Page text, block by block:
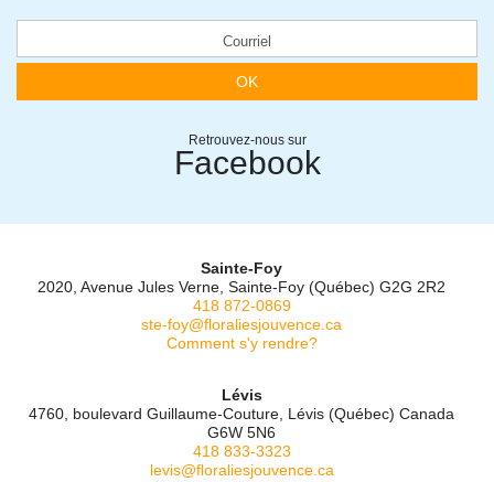
OK
Retrouvez-nous sur
Facebook
Sainte-Foy
2020, Avenue Jules Verne, Sainte-Foy (Québec) G2G 2R2
418 872-0869
ste-foy@floraliesjouvence.ca
Comment s'y rendre?
Lévis
4760, boulevard Guillaume-Couture, Lévis (Québec) Canada
G6W 5N6
418 833-3323
levis@floraliesjouvence.ca